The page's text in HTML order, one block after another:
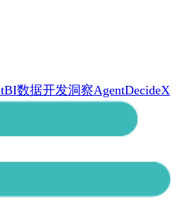
数据开发洞察AgentDecideX